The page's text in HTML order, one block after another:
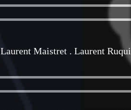
Laurent Maistret . Laurent